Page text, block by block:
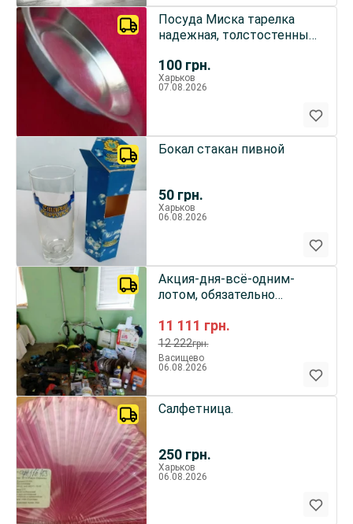
100 грн.
Посуда Миска тарелка
надежная, толстостенный
штука, для дома, дачи,
туризма
Харьков
07.08.2026
50 грн.
Бокал стакан пивной
Харьков
06.08.2026
11 111 грн.
12 222грн.
Акция-дня-всё-одним-
лотом, обязательно
заинтересует
Васищево
06.08.2026
250 грн.
Салфетница.
Харьков
06.08.2026